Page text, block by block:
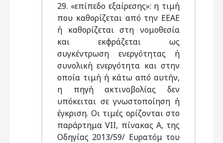
29. «επίπεδο εξαίρεσης»: η τιμή
που καθορίζεται από την ΕΕΑΕ
ή καθορίζεται στη νομοθεσία
και εκφράζεται ως
συγκέντρωση ενεργότητας ή
συνολική ενεργότητα και στην
οποία τιμή ή κάτω από αυτήν,
η πηγή ακτινοβολίας δεν
υπόκειται σε γνωστοποίηση ή
έγκριση. Οι τιμές ορίζονται στο
παράρτημα VII, πίνακας Α, της
Οδηγίας 2013/59/ Ευρατόμ του